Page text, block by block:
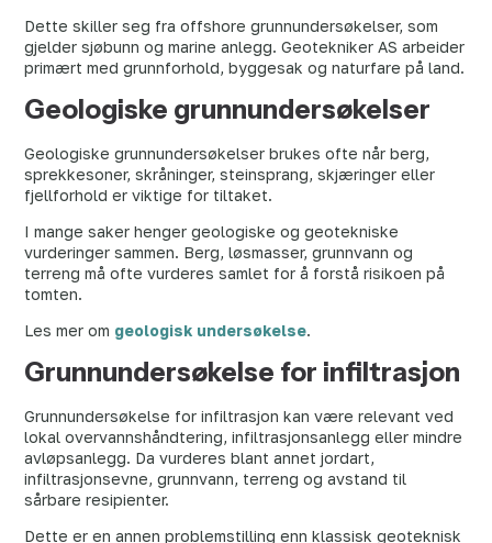
Dette skiller seg fra offshore grunnundersøkelser, som
gjelder sjøbunn og marine anlegg. Geotekniker AS arbeider
primært med grunnforhold, byggesak og naturfare på land.
Geologiske grunnundersøkelser
Geologiske grunnundersøkelser brukes ofte når berg,
sprekkesoner, skråninger, steinsprang, skjæringer eller
fjellforhold er viktige for tiltaket.
I mange saker henger geologiske og geotekniske
vurderinger sammen. Berg, løsmasser, grunnvann og
terreng må ofte vurderes samlet for å forstå risikoen på
tomten.
Les mer om geologisk undersøkelse.
Grunnundersøkelse for infiltrasjon
Grunnundersøkelse for infiltrasjon kan være relevant ved
lokal overvannshåndtering, infiltrasjonsanlegg eller mindre
avløpsanlegg. Da vurderes blant annet jordart,
infiltrasjonsevne, grunnvann, terreng og avstand til
sårbare resipienter.
Dette er en annen problemstilling enn klassisk geoteknisk